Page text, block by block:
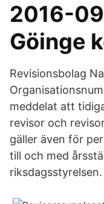
2016-
Göinge
Revisionsbolag
meddelat att
revisor och
gäller även för
till och med
riksdagsstyrelsen.